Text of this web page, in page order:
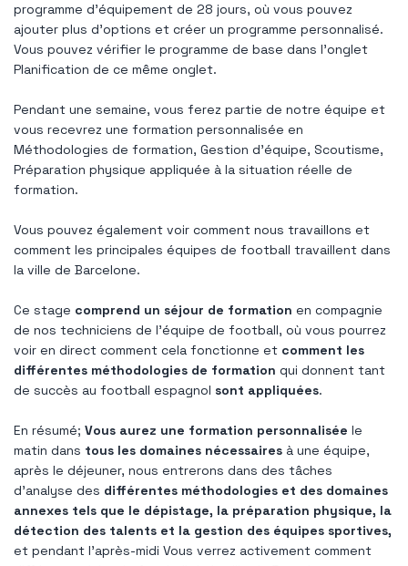
programme d'équipement de 28 jours, où vous pouvez
ajouter plus d'options et créer un programme personnalisé.
Vous pouvez vérifier le programme de base dans l'onglet
Planification de ce même onglet.
Pendant une semaine, vous ferez partie de notre équipe et
vous recevrez une formation personnalisée en
Méthodologies de formation, Gestion d'équipe, Scoutisme,
Préparation physique appliquée à la situation réelle de
formation.
Vous pouvez également voir comment nous travaillons et
comment les principales équipes de football travaillent dans
la ville de Barcelone.
Ce stage comprend un séjour de formation en compagnie
de nos techniciens de l'équipe de football, où vous pourrez
voir en direct comment cela fonctionne et comment les
différentes méthodologies de formation qui donnent tant
de succès au football espagnol sont appliquées.
En résumé; Vous aurez une formation personnalisée le
matin dans tous les domaines nécessaires à une équipe,
après le déjeuner, nous entrerons dans des tâches
d'analyse des différentes méthodologies et des domaines
annexes tels que le dépistage, la préparation physique, la
détection des talents et la gestion des équipes sportives,
et pendant l'après-midi Vous verrez activement comment